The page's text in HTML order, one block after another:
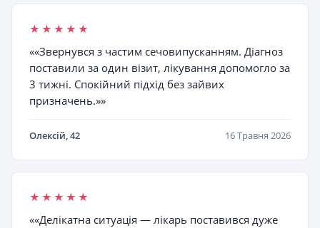
★★★★★
««Звернувся з частим сечовипусканням. Діагноз
поставили за один візит, лікування допомогло за
3 тижні. Спокійний підхід без зайвих
призначень.»»
Олексій, 42 16 Травня 2026
★★★★★
««Делікатна ситуація — лікарь поставився дуже